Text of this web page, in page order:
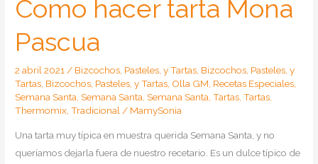
Como hacer tarta Mona
Pascua
2 abril 2021 / Bizcochos, Pasteles, y Tartas Bizcochos, Pasteles, y
Tartas Bizcochos, Pasteles, y Tartas Olla GM Recetas Especiales
Semana Santa ,Semana Santa ,Semana Santa ,Tartas ,Tartas
Thermomix ,Tradicional / MamySonia
Una tarta muy típica en muestra querida Semana Santa, y no
queríamos dejarla fuera de nuestro recetario. Es un dulce típico de